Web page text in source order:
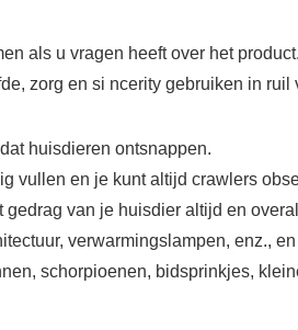
als u vragen heeft over het
zorg en si ncerity gebruiken in
huisdieren ontsnappen.
vullen en je kunt altijd crawlers
van je huisdier altijd en
verwarmingslampen, enz.,
schorpioenen, bidsprinkjes,